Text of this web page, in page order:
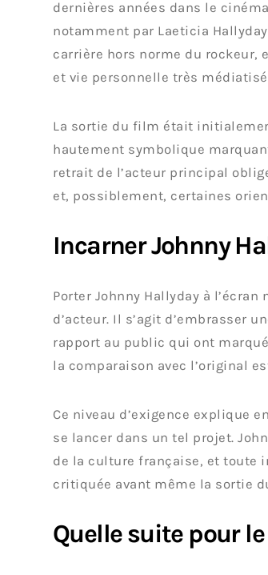
dernières années dans le
notamment par Laeticia
carrière hors norme du rockeur,
et vie personnelle très
La sortie du film était
hautement symbolique
retrait de l’acteur principal
et, possiblement, certaines
Incarner Johnny
Porter Johnny Hallyday à
d’acteur. Il s’agit d’embrasser
rapport au public qui ont
la comparaison avec l’original
Ce niveau d’exigence explique
se lancer dans un tel projet.
de la culture française, et toute
critiquée avant même la sortie
Quelle suite pour